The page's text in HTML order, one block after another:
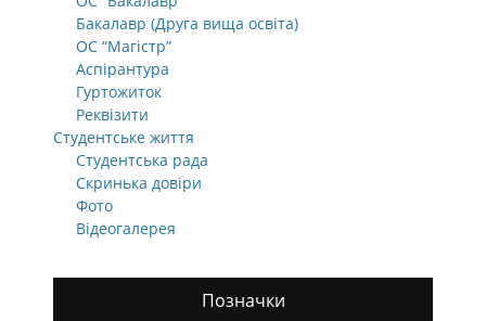
Бакалавр (Друга вища освіта)
ОС “Магістр”
Аспірантура
Гуртожиток
Реквізити
Студентське життя
Студентська рада
Скринька довіри
Фото
Відеогалерея
Позначки